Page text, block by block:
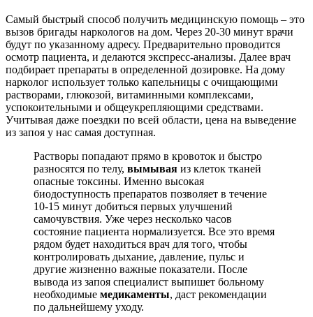
Самый быстрый способ получить медицинскую помощь – это
вызов бригады наркологов на дом. Через 20-30 минут врачи
будут по указанному адресу. Предварительно проводится
осмотр пациента, и делаются экспресс-анализы. Далее врач
подбирает препараты в определенной дозировке. На дому
нарколог использует только капельницы с очищающими
растворами, глюкозой, витаминными комплексами,
успокоительными и общеукрепляющими средствами.
Учитывая даже поездки по всей области, цена на выведение
из запоя у нас самая доступная.
Растворы попадают прямо в кровоток и быстро
разносятся по телу, вымывая из клеток тканей
опасные токсины. Именно высокая
биодоступность препаратов позволяет в течение
10-15 минут добиться первых улучшений
самочувствия. Уже через несколько часов
состояние пациента нормализуется. Все это время
рядом будет находиться врач для того, чтобы
контролировать дыхание, давление, пульс и
другие жизненно важные показатели. После
вывода из запоя специалист выпишет больному
необходимые медикаменты, даст рекомендации
по дальнейшему уходу.